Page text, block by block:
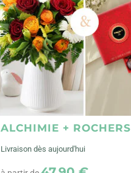
ALCHIMIE + ROCHERS
Livraison dès aujourd'hui